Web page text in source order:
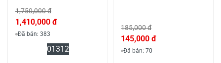
1,750,000 đ
1,410,000 đ
Đã bán: 383
01312
185,000 đ
145,000 đ
Đã bán: 70